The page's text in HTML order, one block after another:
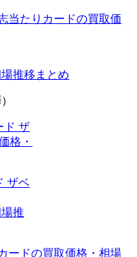
推移まとめ
ザベ
推